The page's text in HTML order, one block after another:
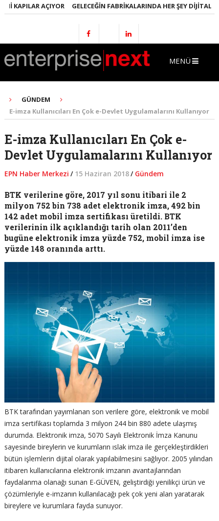
KAPILAR AÇIYOR GELECEĞIN FABRIKALARINDA HER ŞEY DIJITAL
MENÜ
GÜNDEM
E-imza Kullanıcıları En Çok e-Devlet Uygulamalarını Kullanıyor
E-imza Kullanıcıları En Çok e-
Devlet Uygulamalarını Kullanıyor
EPN Haber Merkezi / 15 Haziran 2018/ Gündem
BTK verilerine göre, 2017 yıl sonu itibari ile 2
milyon 752 bin 738 adet elektronik imza, 492 bin
142 adet mobil imza sertifikası üretildi. BTK
verilerinin ilk açıklandığı tarih olan 2011’den
bugüne elektronik imza yüzde 752, mobil imza ise
yüzde 148 oranında arttı.
BTK tarafından yayımlanan son verilere göre, elektronik ve mobil
imza sertifikası toplamda 3 milyon 244 bin 880 adete ulaşmış
durumda. Elektronik imza, 5070 Sayılı Elektronik İmza Kanunu
sayesinde bireylerin ve kurumların ıslak imza ile gerçekleştirdikleri
bütün işlemlerin dijital olarak yapılabilmesini sağlıyor. 2005 yılından
itibaren kullanıcılarına elektronik imzanın avantajlarından
faydalanma olanağı sunan E-GÜVEN, geliştirdiği yenilikçi ürün ve
çözümleriyle e-imzanın kullanılacağı pek çok yeni alan yaratarak
bireylere ve kurumlara fayda sunuyor.